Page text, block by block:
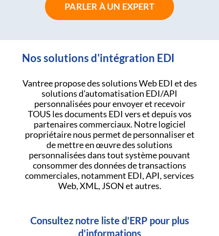
PARLER À UN EXPERT
Nos solutions d'intégration EDI
Vantree propose des solutions Web EDI et des
solutions d’automatisation EDI/API
personnalisées pour envoyer et recevoir
TOUS les documents EDI vers et depuis vos
partenaires commerciaux. Notre logiciel
propriétaire nous permet de personnaliser et
de mettre en œuvre des solutions
personnalisées dans tout système pouvant
consommer des données de transactions
commerciales, notamment EDI, API, services
Web, XML, JSON et autres.
Consultez notre liste d'ERP pour plus
d'informations